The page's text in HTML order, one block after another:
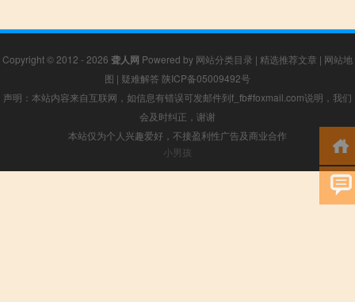
Copyright © 2012 - 2026 聋人网 Powered by 网站分类目录 | 精选推荐文章 | 网站地
图 | 疑难解答 陕ICP备05009492号
声明：本站内容来自互联网，如信息有错误可发邮件到f_fb#foxmail.com说明，我们
会及时纠正，谢谢
本站仅为个人兴趣爱好，不接盈利性广告及商业合作
小男孩